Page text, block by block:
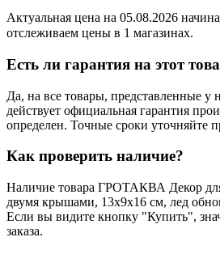
Актуальная цена на 05.08.2026
отслеживаем цены в 1 магазинах.
Есть ли гарантия на этот
Да, на все товары, представленные у
действует официальная гарантия
определен. Точные сроки уточняйте
Как проверить наличие?
Наличие товара ГРОТАКВА Декор
двумя крышами, 13х9х16 см, лед
Если вы видите кнопку "Купить",
заказа.